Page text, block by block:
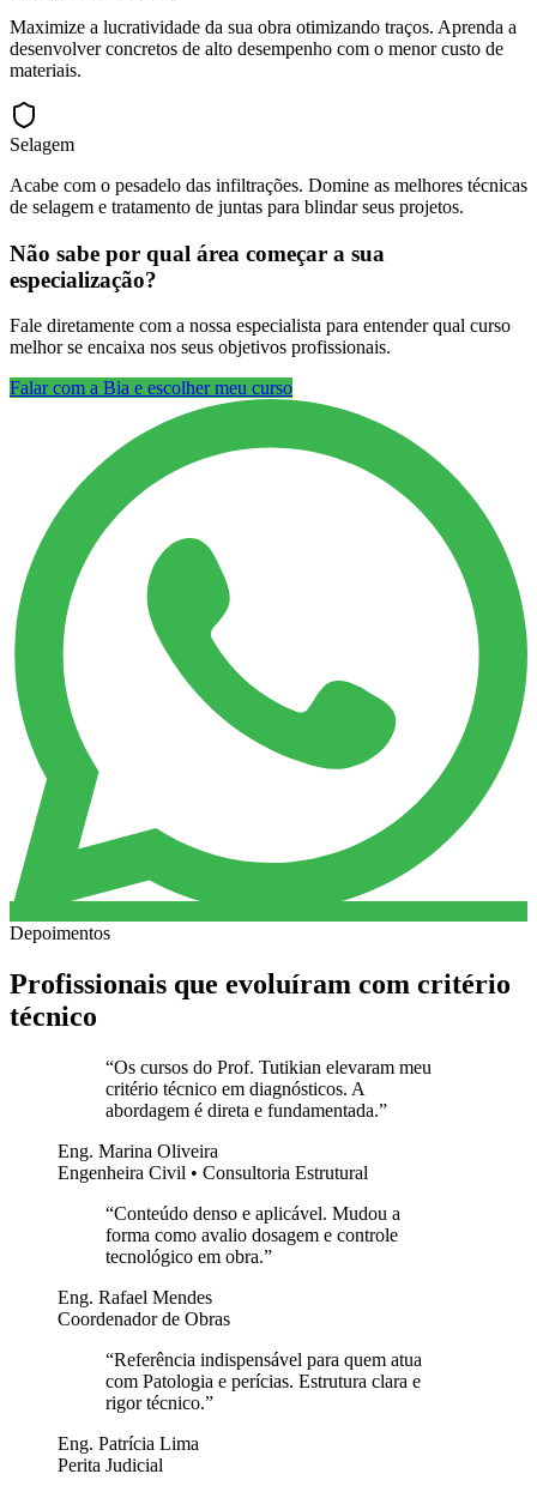
Maximize a lucratividade da sua obra otimizando traços. Aprenda a
desenvolver concretos de alto desempenho com o menor custo de
materiais.
Selagem
Acabe com o pesadelo das infiltrações. Domine as melhores técnicas
de selagem e tratamento de juntas para blindar seus projetos.
Não sabe por qual área começar a sua
especialização?
Fale diretamente com a nossa especialista para entender qual curso
melhor se encaixa nos seus objetivos profissionais.
Falar com a Bia e escolher meu curso
Depoimentos
Profissionais que evoluíram com critério
técnico
“Os cursos do Prof. Tutikian elevaram meu
critério técnico em diagnósticos. A
abordagem é direta e fundamentada.”
Eng. Marina Oliveira
Engenheira Civil • Consultoria Estrutural
“Conteúdo denso e aplicável. Mudou a
forma como avalio dosagem e controle
tecnológico em obra.”
Eng. Rafael Mendes
Coordenador de Obras
“Referência indispensável para quem atua
com Patologia e perícias. Estrutura clara e
rigor técnico.”
Eng. Patrícia Lima
Perita Judicial